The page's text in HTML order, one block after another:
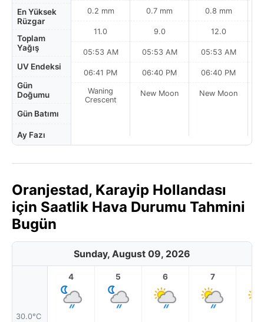
En Yüksek
Rüzgar
Toplam
Yağış
UV Endeksi
Gün
Doğumu
Gün Batımı
Ay Fazı
0.2 mm
11.0
05:53 AM
06:41 PM
Waning
Crescent
0.7 mm
9.0
05:53 AM
06:40 PM
New Moon
0.8 mm
12.0
05:53 AM
06:40 PM
New Moon
Oranjestad, Karayip Hollandası
için Saatlik Hava Durumu Tahmini
Bugün
Sunday, August 09, 2026
30.0°C
4 5 6 7